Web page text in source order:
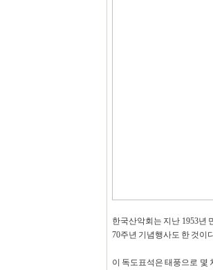
한국산악회는 지난 1953년
70주년 기념행사도 한 것이
이 독도표석은 태풍으로 몇